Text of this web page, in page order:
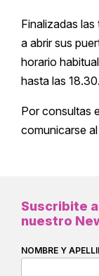
Finalizadas
a abrir sus
horario
hasta las 18.30.
Por consultas
comunicarse
Suscribite a
nuestro
NOMBRE Y